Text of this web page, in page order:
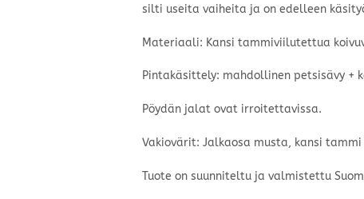
silti useita vaiheita ja on edelleen
Materiaali: Kansi tammiviilutettua
Pintakäsittely: mahdollinen petsisävy +
Pöydän jalat ovat irroitettavissa.
Vakiovärit: Jalkaosa musta, kansi
Tuote on suunniteltu ja valmistettu